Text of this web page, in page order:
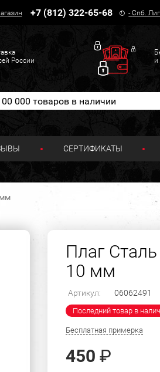
+7 (812) 322-65-68 -Спб.
России
и
СЕРТИФИКАТЫ
Плаг
10 мм
Артикул: 06062491
Последний товар в
Бесплатная примерка
450 ₽